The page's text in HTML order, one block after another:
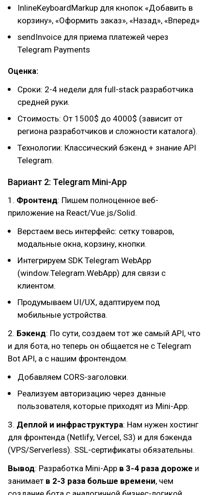
InlineKeyboardMarkup для кнопок «Добавить в
корзину», «Оформить заказ», «Назад», «Вперед»
sendInvoice для приема платежей через
Telegram Payments
Оценка:
Сроки: 2-4 недели для full-stack разработчика
средней руки.
Стоимость: От 1500$ до 4000$ (зависит от
региона разработчиков и сложности каталога).
Технологии: Классический бэкенд + знание API
Telegram.
Вариант 2: Telegram Mini-App
1. Фронтенд: Пишем полноценное веб-
приложение на React/Vue.js/Solid.
Верстаем весь интерфейс: сетку товаров,
модальные окна, корзину, кнопки.
Интегрируем SDK Telegram WebApp
(window.Telegram.WebApp) для связи с
клиентом.
Продумываем UI/UX, адаптируем под
мобильные устройства.
2. Бэкенд: По сути, создаем тот же самый API, что
и для бота, но теперь он общается не с Telegram
Bot API, а с нашим фронтендом.
Добавляем CORS-заголовки.
Реализуем авторизацию через данные
пользователя, которые приходят из Mini-App.
3. Деплой и инфраструктура: Нам нужен хостинг
для фронтенда (Netlify, Vercel, S3) и для бэкенда
(VPS/Serverless). SSL-сертификаты обязательны.
Вывод: Разработка Mini-App в 3-4 раза дороже и
занимает в 2-3 раза больше времени, чем